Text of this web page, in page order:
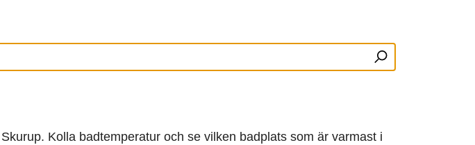
Kolla badtemperatur och se vilken badplats som är varmast i